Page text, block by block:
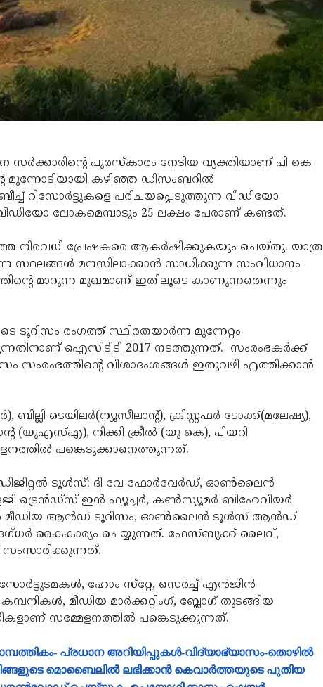
പുരസ്‌കാരം നേടിയ വ്യക്തിയാണ് പി കെ
മുന്നോടിയായി കഴിഞ്ഞ ഡിസംബറില്‍
റിസോര്‍ട്ടുകളെ പരിചയപ്പെടുത്തുന്ന വീഡിയോ
ലോകമെമ്പാടും 25 ലക്ഷം പേരാണ് കണ്ടത്.
നിരവധി പ്രേഷകരെ ആകര്‍ഷിക്കുകയും ചെയ്തു. യാത്ര
സ്ഥലങ്ങള്‍ മനസിലാക്കാന്‍ സാധിക്കുന്ന സംവിധാനം
മാറുന്ന മുഖമാണ് ഇതിലൂടെ കാണുന്നതെന്നും
ടൂറിസം രംഗത്ത് സ്ഥിരതയാര്‍ന്ന മുന്നേറ്റം
ഐസിടിടി 2017 നടത്തുന്നത്. സംരംഭകര്‍ക്ക്
സംരംഭത്തിന്റെ വിശാദംശങ്ങള്‍ ഇതുവഴി എത്തിക്കാന്‍
ടെയിലര്‍(ന്യൂസീലാന്റ്), ക്രിസ്റ്റഫര്‍ ടോക്ക്(മലേഷ്യ),
(യുഎസ്എ), നിക്കി ക്രീല്‍ (യു കെ), പിയറി
പങ്കെടുക്കാനെത്തുന്നത്.
ഡിജിറ്റല്‍ ടൂള്‍സ്: ദി വേ ഫോര്‍വേര്‍ഡ്, ഓണ്‍ലൈന്‍
ട്രെന്‍ഡ്‌സ് ഇന്‍ ഫ്യൂച്ചര്‍, കണ്‍സ്യൂമര്‍ ബിഹേവിയര്‍
മീഡിയ ആന്‍ഡ് ടൂറിസം, ഓണ്‍ലൈന്‍ ടൂള്‍സ് ആന്‍ഡ്
കൈകാര്യം ചെയ്യുന്നത്. ഫേസ്ബുക്ക് ലൈവ്,
സംസാരിക്കുന്നത്.
ഹോം സ്‌റ്റേ, സെര്‍ച്ച് എന്‍ജിന്‍
മീഡിയ മാര്‍ക്കറ്റിംഗ്, ബ്ലോഗ് തുടങ്ങിയ
സമ്മേളനത്തില്‍ പങ്കെടുക്കുന്നത്.
പ്രധാന അറിയിപ്പുകൾ-വിദ്യാഭ്യാസം-തൊഴിൽ
മൊബൈലിൽ ലഭിക്കാൻ കെവാർത്തയുടെ പുതിയ